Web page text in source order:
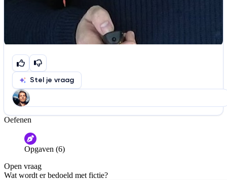
Stel je vraag
Help ons de video te verbeteren
De audio is slecht
Informatie is onjuist
De docent is te langdradig
Oefenen
Opgaven (6)
Open vraag
Wat wordt er bedoeld met fictie?